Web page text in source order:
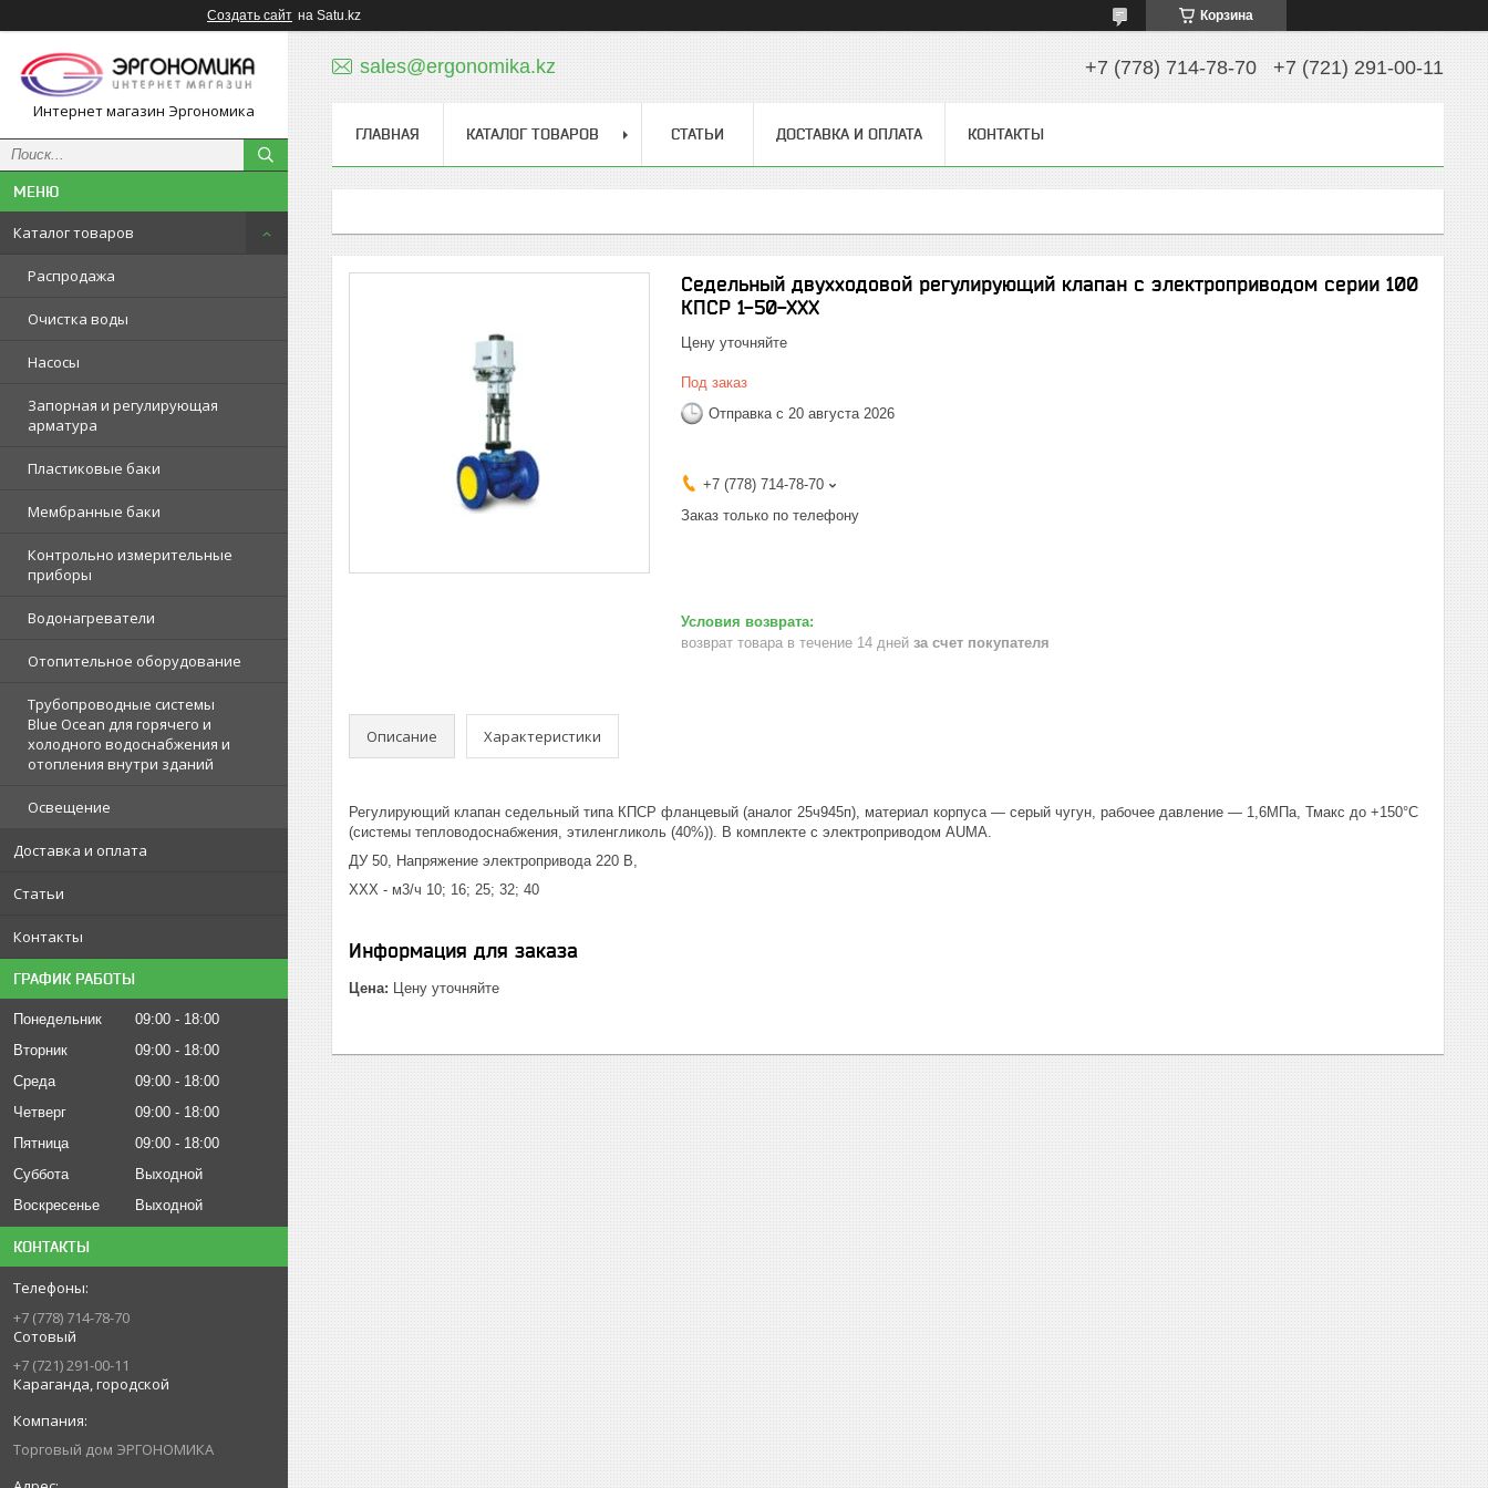
Создать сайт на Satu.kz Корзина
Интернет магазин Эргономика
Каталог товаров
Распродажа
Очистка воды
Насосы
Запорная и регулирующая
арматура
Пластиковые баки
Мембранные баки
Контрольно измерительные
приборы
Водонагреватели
Отопительное оборудование
Трубопроводные системы
Blue Ocean для горячего и
холодного водоснабжения и
отопления внутри зданий
Освещение
Доставка и оплата
Статьи
Контакты
ГРАФИК РАБОТЫ
Понедельник 09:00
18:00
Вторник
09:00
18:00
Среда
09:00
18:00
Четверг
09:00
18:00
Пятница
09:00
18:00
Суббота
Выходной
Воскресенье
Выходной
КОНТАКТЫ
+7 (778) 714-78-70
Сотовый
+7 (721) 291-00-11
Караганда, городской
Торговый дом ЭРГОНОМИКА
sales@ergonomika.kz +7 (778) 714-78-70 +7 (721) 291-00-11
ГЛАВНАЯ КАТАЛОГ ТОВАРОВ СТАТЬИ ДОСТАВКА И ОПЛАТА КОНТАКТЫ
Седельный двухходовой регулирующий клапан с электроприводом серии 100
КПСР 1-50-ХХХ
Цену уточняйте
Под заказ
Отправка с 20 августа 2026
+7 (778) 714-78-70
Заказ только по телефону
возврат товара в течение 14 дней за счет покупателя
Описание Характеристики
Регулирующий клапан седельный типа КПСР фланцевый (аналог 25ч945п), материал корпуса — серый чугун, рабочее давление — 1,6МПа, Тмакс до +150°С
(системы тепловодоснабжения, этиленгликоль (40%)). В комплекте с электроприводом AUMA.
ДУ 50, Напряжение электропривода 220 В,
ХХХ - м3/ч 10; 16; 25; 32; 40
Информация для заказа
Цена: Цену уточняйте